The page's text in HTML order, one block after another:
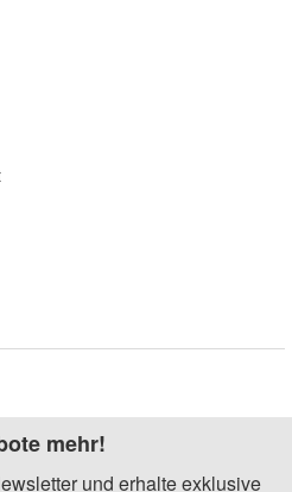
mehr!
und erhalte exklusive